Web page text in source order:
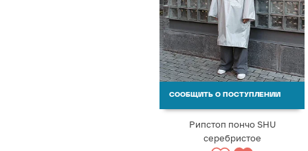
СООБЩИТЬ О ПОСТУПЛЕНИИ
Рипстоп пончо SHU
серебристое